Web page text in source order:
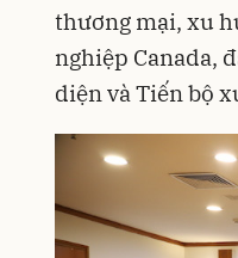
thương mại, xu
nghiệp Canada,
diện và Tiến bộ